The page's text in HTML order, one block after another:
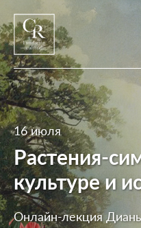
16 июля
Растения-
культуре и
Онлайн-лекция